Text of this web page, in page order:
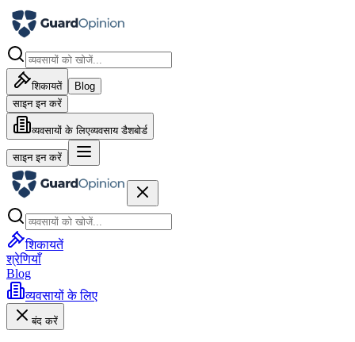
शिकायतें
Blog
साइन इन करें
व्यवसायों के लिएव्यवसाय डैशबोर्ड
साइन इन करें
शिकायतें
श्रेणियाँ
Blog
व्यवसायों के लिए
बंद करें